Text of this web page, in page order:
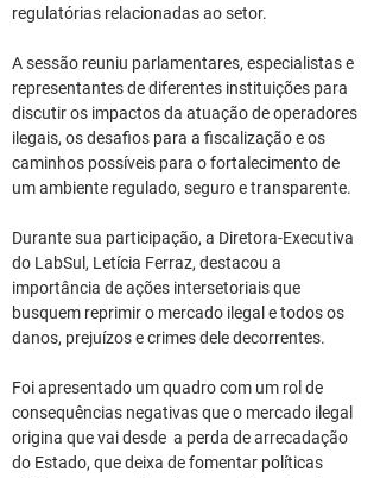
regulatórias relacionadas ao setor.
A sessão reuniu parlamentares, especialistas e
representantes de diferentes instituições para
discutir os impactos da atuação de operadores
ilegais, os desafios para a fiscalização e os
caminhos possíveis para o fortalecimento de
um ambiente regulado, seguro e transparente.
Durante sua participação, a Diretora-Executiva
do LabSul, Letícia Ferraz, destacou a
importância de ações intersetoriais que
busquem reprimir o mercado ilegal e todos os
danos, prejuízos e crimes dele decorrentes.
Foi apresentado um quadro com um rol de
consequências negativas que o mercado ilegal
origina que vai desde  a perda de arrecadação
do Estado, que deixa de fomentar políticas